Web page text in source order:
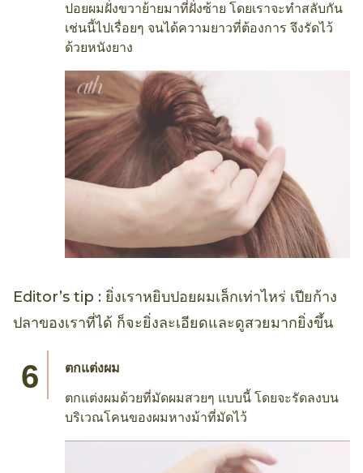
ปอยผมฝั่งขวาย้ายมาที่ฝั่งซ้าย โดยเราจะทำสลับกัน
เช่นนี้ไปเรื่อยๆ จนได้ความยาวที่ต้องการ จึงรัดไว้
ด้วยหนังยาง
Editor’s tip : ยิ่งเราหยิบปอยผมเล็กเท่าไหร่ เปียก้าง
ปลาของเราที่ได้ ก็จะยิ่งละเอียดและดูสวยมากยิ่งขึ้น
ตกแต่งผม
ตกแต่งผมด้วยที่มัดผมสวยๆ แบบนี้ โดยจะรัดลงบน
บริเวณโคนของผมหางม้าที่มัดไว้